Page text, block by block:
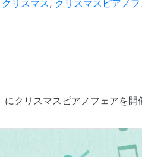
クリスマス, クリスマスピアノ
にクリスマスピアノフェアを開